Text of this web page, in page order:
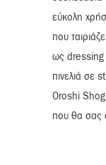
εύκολη
που
ως dressing
πινελιά σε
Oroshi
που θα σας